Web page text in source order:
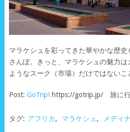
マラケシュを彩ってきた華やかな歴
さんぽ。きっと、マラケシュの魅力
ようなスーク（市場）だけではないこ
Post: GoTrip!https://gotrip.jp/ 旅に行
タグ: アフリカ, マラケシュ , メディナ